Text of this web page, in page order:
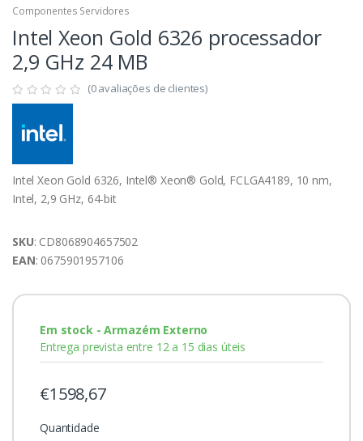
Componentes Servidores
Intel Xeon Gold 6326 processador
2,9 GHz 24 MB
(0 avaliações de clientes)
Intel Xeon Gold 6326, Intel® Xeon® Gold, FCLGA4189, 10 nm,
Intel, 2,9 GHz, 64-bit
SKU: CD8068904657502
EAN: 0675901957106
Em stock - Armazém Externo
Entrega prevista entre 12 a 15 dias úteis
€1598,67
Quantidade